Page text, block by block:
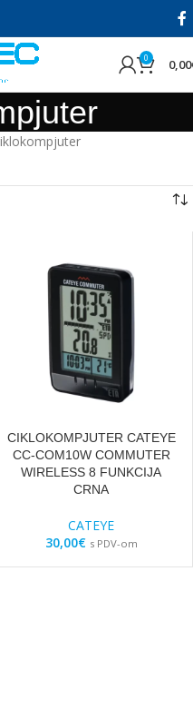
0 0,00
CIKLOKOMPJUTER CATEYE
CC-COM10W COMMUTER
WIRELESS 8 FUNKCIJA
CRNA
CATEYE
30,00€ s PDV-om